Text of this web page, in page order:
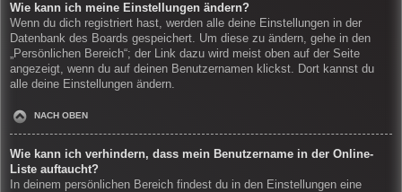
Wie kann ich meine Einstellungen ändern?
Wenn du dich registriert hast, werden alle deine Einstellungen in der
Datenbank des Boards gespeichert. Um diese zu ändern, gehe in den
„Persönlichen Bereich“; der Link dazu wird meist oben auf der Seite
angezeigt, wenn du auf deinen Benutzernamen klickst. Dort kannst du
alle deine Einstellungen ändern.
NACH OBEN
Wie kann ich verhindern, dass mein Benutzername in der Online-
Liste auftaucht?
In deinem persönlichen Bereich findest du in den Einstellungen eine